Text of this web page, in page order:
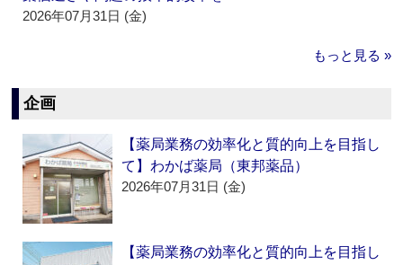
2026年07月31日 (金)
もっと見る »
企画
【薬局業務の効率化と質的向上を目指し
て】わかば薬局（東邦薬品）
2026年07月31日 (金)
【薬局業務の効率化と質的向上を目指し